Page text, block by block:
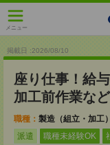
メニュー
掲載日 :2026/08/10
座り仕事！給
加工前作業など
職種： 製造（組立・加工）
派遣
職種未経験OK